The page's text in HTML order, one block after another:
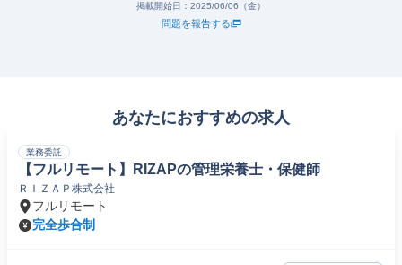
掲載開始日： 2025/06/06（金）
問題を報告する
あなたにおすすめの求人
業務委託
【フルリモート】RIZAPの管理栄養士・保健師
ＲＩＺＡＰ株式会社
フルリモート
完全歩合制